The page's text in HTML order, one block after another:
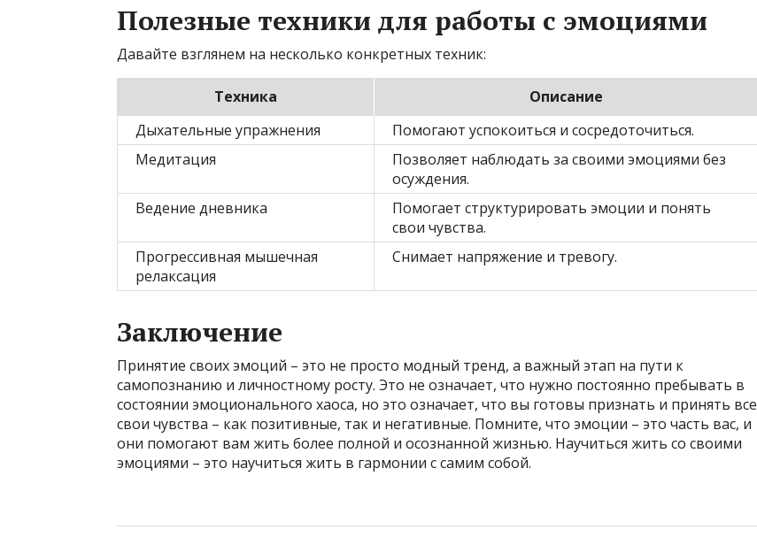
Полезные техники для работы с эмоциями
Давайте взглянем на несколько конкретных техник:
Техника
Описание
Дыхательные упражнения
Помогают успокоиться и сосредоточиться.
Медитация
Позволяет наблюдать за своими эмоциями без
осуждения.
Ведение дневника
Помогает структурировать эмоции и понять
свои чувства.
Прогрессивная мышечная
релаксация
Снимает напряжение и тревогу.
Заключение
Принятие своих эмоций – это не просто модный тренд, а важный этап на пути к
самопознанию и личностному росту. Это не означает, что нужно постоянно пребывать в
состоянии эмоционального хаоса, но это означает, что вы готовы признать и принять все
свои чувства – как позитивные, так и негативные. Помните, что эмоции – это часть вас, и
они помогают вам жить более полной и осознанной жизнью. Научиться жить со своими
эмоциями – это научиться жить в гармонии с самим собой.